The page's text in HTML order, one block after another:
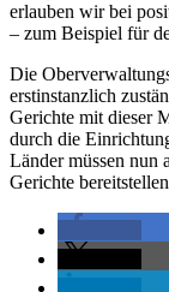
erlauben wir bei
– zum Beispiel für
Die
erstinstanzlich
Gerichte mit dieser
durch die
Länder müssen nun
Gerichte